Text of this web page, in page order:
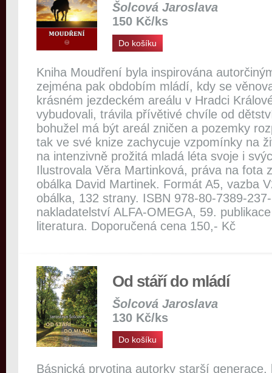
Šolcová Jaroslava
150 Kč/ks
Do košíku
Kniha Moudření byla inspirována
zejména pak obdobím mládí, kdy se
krásném jezdeckém areálu v Hradci
vybudovali, trávila přívětivé chvíle od
bohužel má být areál zničen a pozemky
tak ve své knize zachycuje vzpomínky na
na intenzivně prožitá mladá léta svoje i
Ilustrovala Věra Martinková, práva na fota
obálka David Martinek. Formát A5, vazba
obálka, 132 strany. ISBN 978-80-7389-
nakladatelství ALFA-OMEGA, 59.
literatura. Doporučená cena 150,- Kč
Od stáří do mládí
Šolcová Jaroslava
130 Kč/ks
Do košíku
Básnická prvotina autorky starší